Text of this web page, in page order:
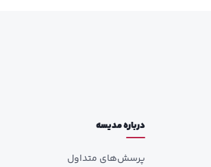
درباره مدیسه
پرسش‌های متداول